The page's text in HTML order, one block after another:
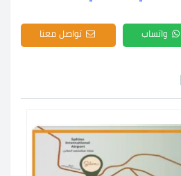
واتساب تواصل معنا